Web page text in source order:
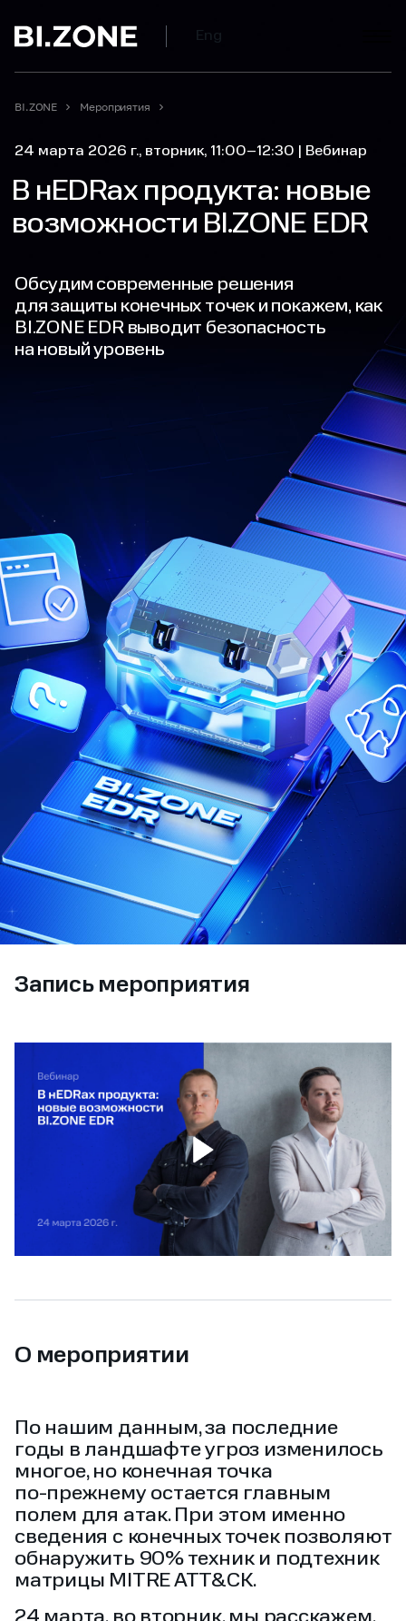
Eng
BI.ZONE Мероприятия
24 марта 2026 г., вторник, 11:00–12:30 Вебинар
В нEDRах продукта: новые
возможности BI.ZONE EDR
Обсудим современные решения
для защиты конечных точек и покажем, как
BI.ZONE EDR выводит безопасность
на новый уровень
Запись мероприятия
О мероприятии
По нашим данным, за последние
годы в ландшафте угроз изменилось
многое, но конечная точка
по‑прежнему остается главным
полем для атак. При этом именно
сведения с конечных точек позволяют
обнаружить 90% техник и подтехник
матрицы MITRE ATT&CK.